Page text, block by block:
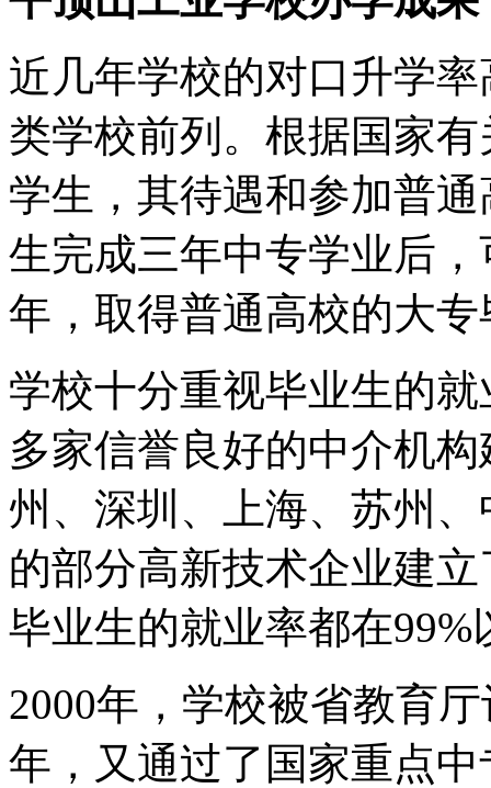
近几年学校的对口升学
类学校前列。根据国家
学生，其待遇和参加普
生完成三年中专学业后
年，取得普通高校的大
学校十分重视毕业生的
多家信誉良好的中介机
州、深圳、上海、苏州
的部分高新技术企业建
毕业生的就业率都在
2000年，学校被省教育
年，又通过了国家重点